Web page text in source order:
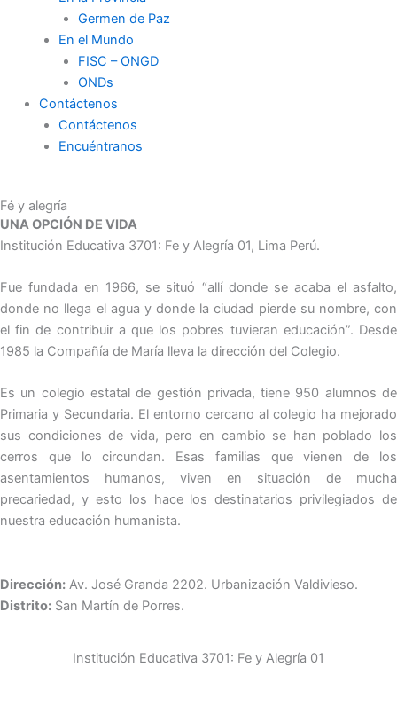
Germen de Paz
En el Mundo
FISC – ONGD
ONDs
Contáctenos
Contáctenos
Encuéntranos
Fé y alegría
UNA OPCIÓN DE VIDA
Institución Educativa 3701: Fe y Alegría 01, Lima Perú.
Fue fundada en 1966, se situó “allí donde se acaba el asfalto,
donde no llega el agua y donde la ciudad pierde su nombre, con
el fin de contribuir a que los pobres tuvieran educación”. Desde
1985 la Compañía de María lleva la dirección del Colegio.
Es un colegio estatal de gestión privada, tiene 950 alumnos de
Primaria y Secundaria. El entorno cercano al colegio ha mejorado
sus condiciones de vida, pero en cambio se han poblado los
cerros que lo circundan. Esas familias que vienen de los
asentamientos humanos, viven en situación de mucha
precariedad, y esto los hace los destinatarios privilegiados de
nuestra educación humanista.
Dirección: Av. José Granda 2202. Urbanización Valdivieso.
Distrito: San Martín de Porres.
Institución Educativa 3701: Fe y Alegría 01